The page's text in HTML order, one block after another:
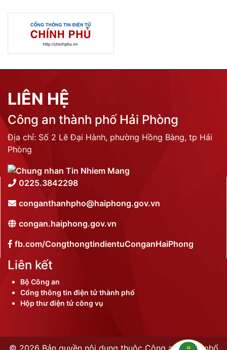
LIÊN HỆ
Công an thành phố Hải Phòng
Địa chỉ: Số 2 Lê Đại Hành, phường Hồng Bàng, tp Hải
Phòng
0225.3842298
conganthanhpho@haiphong.gov.vn
congan.haiphong.gov.vn
fb.com/CongthongtindientuConganHaiPhong
Liên kết
Bộ Công an
Cổng thông tin điện tử thành phố
Hộp thư điện tử công vụ